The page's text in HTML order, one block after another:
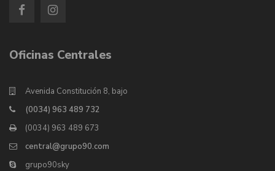
Oficinas Centrales
Avenida Constitución 8, bajo
(0034) 963 489 732
(0034) 963 489 673
central@grupo90.com
grupo90sky